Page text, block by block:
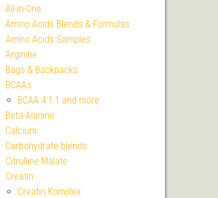
All-in-One
Amino Acids Blends & Formulas
Amino Acids Samples
Arginine
Bags & Backpacks
BCAAs
BCAA 4:1:1 and more
Beta-Alanine
Calcium
Carbohydrate blends
Citrulline Malate
Creatin
Creatin Komplex